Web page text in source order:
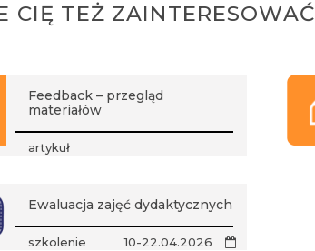
CIĘ TEŻ ZAINTERESOWAĆ
Feedback – przegląd
materiałów
artykuł
Ewaluacja zajęć dydaktycznych
szkolenie 10-22.04.2026